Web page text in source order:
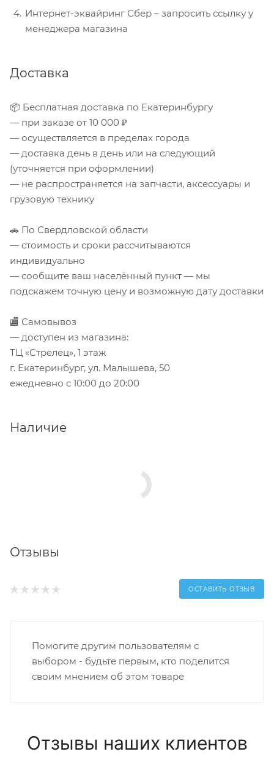
Интернет-эквайринг Сбер – запросить ссылку у
менеджера магазина
Доставка
📦 Бесплатная доставка по Екатеринбургу
— при заказе от 10 000 ₽
— осуществляется в пределах города
— доставка день в день или на следующий
(уточняется при оформлении)
— не распространяется на запчасти, аксессуары и
грузовую технику
🚗 По Свердловской области
— стоимость и сроки рассчитываются
индивидуально
— сообщите ваш населённый пункт — мы
подскажем точную цену и возможную дату доставки
🏬 Самовывоз
— доступен из магазина:
ТЦ «Стрелец», 1 этаж
г. Екатеринбург, ул. Малышева, 50
ежедневно с 10:00 до 20:00
Наличие
Отзывы
ОСТАВИТЬ ОТЗЫВ
Помогите другим пользователям с
выбором - будьте первым, кто поделится
своим мнением об этом товаре
Отзывы наших клиентов